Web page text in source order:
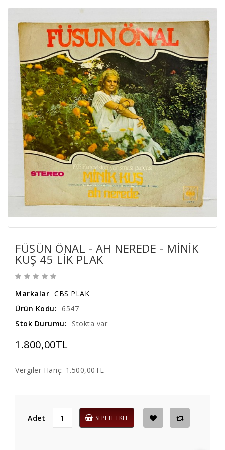
FÜSÜN ÖNAL - AH NEREDE - MINIK
KUŞ 45 LIK PLAK
Markalar CBS PLAK
Ürün Kodu: 6547
Stok Durumu:
Stokta var
1.800,00TL
Vergiler Hariç: 1.500,00TL
Adet SEPETE EKLE